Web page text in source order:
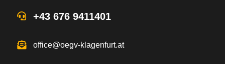
+43 676 9411401
office@oegv-klagenfurt.at